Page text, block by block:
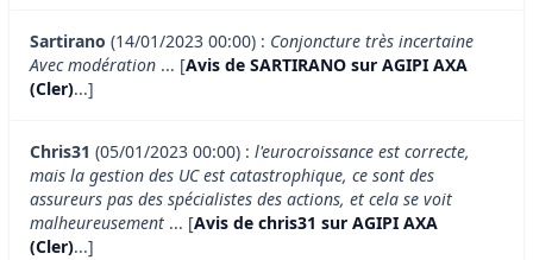
Sartirano (14/01/2023 00:00) : Conjoncture très incertaine
Avec modération ... [Avis de SARTIRANO sur AGIPI AXA
(Cler)...]
Chris31 (05/01/2023 00:00) : l'eurocroissance est correcte,
mais la gestion des UC est catastrophique, ce sont des
assureurs pas des spécialistes des actions, et cela se voit
malheureusement ... [Avis de chris31 sur AGIPI AXA
(Cler)...]